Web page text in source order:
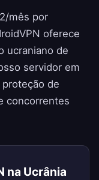
mês por
oferece
ucraniano de
servidor em
de
concorrentes
na Ucrânia